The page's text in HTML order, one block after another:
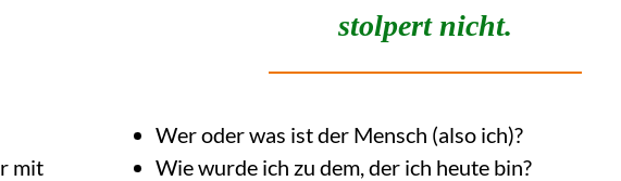
stolpert nicht.
mit
Wer oder was ist der Mensch (also ich)?
Wie wurde ich zu dem, der ich heute bin?